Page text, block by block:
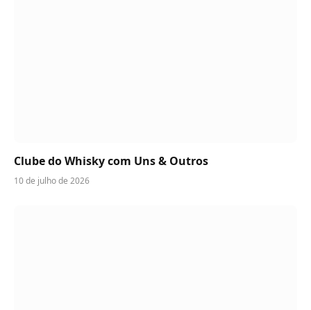
Clube do Whisky com Uns & Outros
10 de julho de 2026